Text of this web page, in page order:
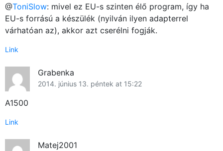
@ToniSlow: mivel ez EU-s szinten élő program, így ha
EU-s forrású a készülék (nyilván ilyen adapterrel
várhatóan az), akkor azt cserélni fogják.
Link
Grabenka
2014. június 13. péntek at 15:22
A1500
Link
Matej2001